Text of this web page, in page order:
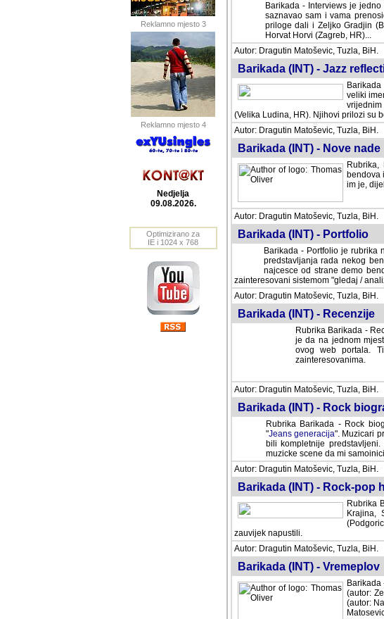
Reklamno mjesto 3
Reklamno mjesto 4
Nedjelja
09.08.2026.
Optimizirano za
IE i 1024 x 768
Barikada - Interviews je
saznavao sam i vama
priloge dali i Zeljko Gradjin
Horvat Horvi (Zagreb, HR)...
Autor: Dragutin Matoševic, Tuzla, BiH.
Barikada (INT) - Jazz
Barikada
(Velika Ludina, HR). Njihovi prilozi su
Autor: Dragutin Matoševic, Tuzla, BiH.
Barikada (INT) - Nove nade
bendova
je,
Autor: Dragutin Matoševic, Tuzla, BiH.
Barikada (INT) - Portfolio
Barikada - Portfolio je rubrika
predstavljanja rada nekog
najcesce od strane demo
zainteresovani sistemom "gledaj /
Autor: Dragutin Matoševic, Tuzla, BiH.
Barikada (INT) - Recenzije
Rubrika Barikada -
je da na jednom
ovog web portala.
zainteresovanima.
Autor: Dragutin Matoševic, Tuzla, BiH.
Barikada (INT) - Rock
Rubrika Barikada - Rock
"Jeans generacija". Muzicari
bili kompletnije
muzicke scene da mi
Autor: Dragutin Matoševic, Tuzla, BiH.
Barikada (INT) - Rock-pop
Rubrika
Krajina,
zauvijek napustili.
Autor: Dragutin Matoševic, Tuzla, BiH.
Barikada (INT) - Vremeplov
(autor:
(autor: